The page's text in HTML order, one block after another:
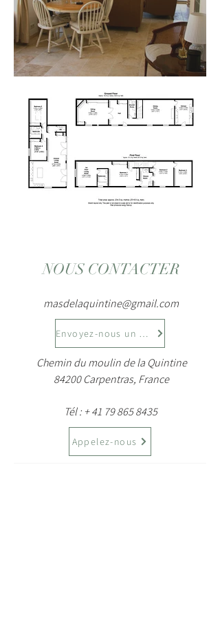
NOUS CONTACTER
masdelaquintine@gmail.com
Envoyez-nous un courrier
Chemin du moulin de la Quintine
84200 Carpentras, France
Tél : +41 79 865 8435
Appelez-nous